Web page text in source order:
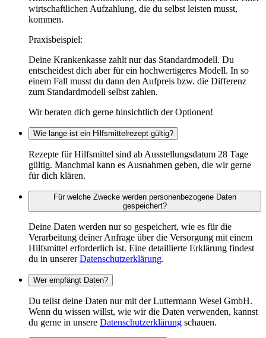
wirtschaftlichen Aufzahlung, die du selbst leisten musst,
kommen.
Praxisbeispiel:
Deine Krankenkasse zahlt nur das Standardmodell. Du
entscheidest dich aber für ein hochwertigeres Modell. In so
einem Fall musst du dann den Aufpreis bzw. die Differenz
zum Standardmodell selbst zahlen.
Wir beraten dich gerne hinsichtlich der Optionen!
Wie lange ist ein Hilfsmittelrezept gültig?
Rezepte für Hilfsmittel sind ab Ausstellungsdatum 28 Tage
gültig. Manchmal kann es Ausnahmen geben, die wir gerne
für dich klären.
Für welche Zwecke werden personenbezogene Daten
gespeichert?
Deine Daten werden nur so gespeichert, wie es für die
Verarbeitung deiner Anfrage über die Versorgung mit einem
Hilfsmittel erforderlich ist. Eine detaillierte Erklärung findest
du in unsererDatenschutzerklärung.
Wer empfängt Daten?
Du teilst deine Daten nur mit der Luttermann Wesel GmbH.
Wenn du wissen willst, wie wir die Daten verwenden, kannst
du gerne in unsere Datenschutzerklärung schauen.